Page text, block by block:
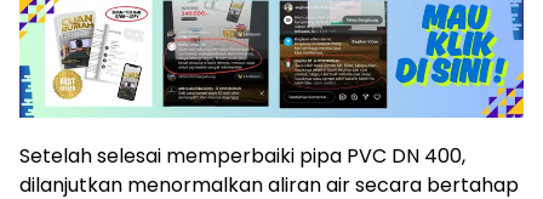
Setelah selesai memperbaiki pipa PVC DN 400,
dilanjutkan menormalkan aliran air secara bertahap